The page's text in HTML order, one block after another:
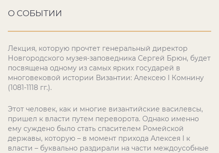
О СОБЫТИИ
Лекция, которую прочтет генеральный директор
Новгородского музея-заповедника Сергей Брюн, будет
посвящена одному из самых ярких государей в
многовековой истории Византии: Алексею I Комнину
(1081-1118 гг.).
Этот человек, как и многие византийские василевсы,
пришел к власти путем переворота. Однако именно
ему суждено было стать спасителем Ромейской
державы, которую – в момент прихода Алексея I к
власти – буквально раздирали на части междоусобные